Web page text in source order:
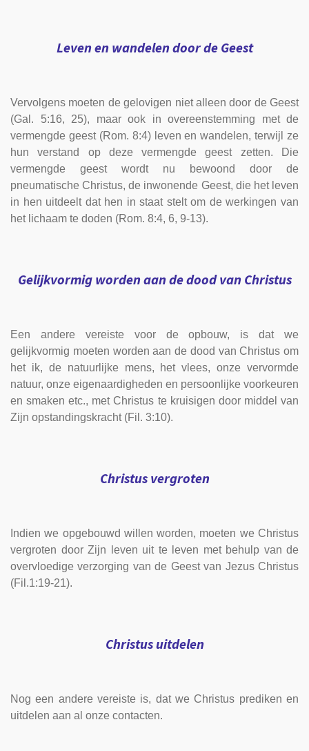
Leven en wandelen door de Geest
Vervolgens moeten de gelovigen niet alleen door de Geest
(Gal. 5:16, 25), maar ook in overeenstemming met de
vermengde geest (Rom. 8:4) leven en wandelen, terwijl ze
hun verstand op deze vermengde geest zetten. Die
vermengde geest wordt nu bewoond door de
pneumatische Christus, de inwonende Geest, die het leven
in hen uitdeelt dat hen in staat stelt om de werkingen van
het lichaam te doden (Rom. 8:4, 6, 9-13).
Gelijkvormig worden aan de dood van Christus
Een andere vereiste voor de opbouw, is dat we
gelijkvormig moeten worden aan de dood van Christus om
het ik, de natuurlijke mens, het vlees, onze vervormde
natuur, onze eigenaardigheden en persoonlijke voorkeuren
en smaken etc., met Christus te kruisigen door middel van
Zijn opstandingskracht (Fil. 3:10).
Christus vergroten
Indien we opgebouwd willen worden, moeten we Christus
vergroten door Zijn leven uit te leven met behulp van de
overvloedige verzorging van de Geest van Jezus Christus
(Fil.1:19-21).
Christus uitdelen
Nog een andere vereiste is, dat we Christus prediken en
uitdelen aan al onze contacten.